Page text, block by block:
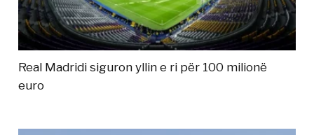
Real Madridi siguron yllin e ri për 100 milionë
euro